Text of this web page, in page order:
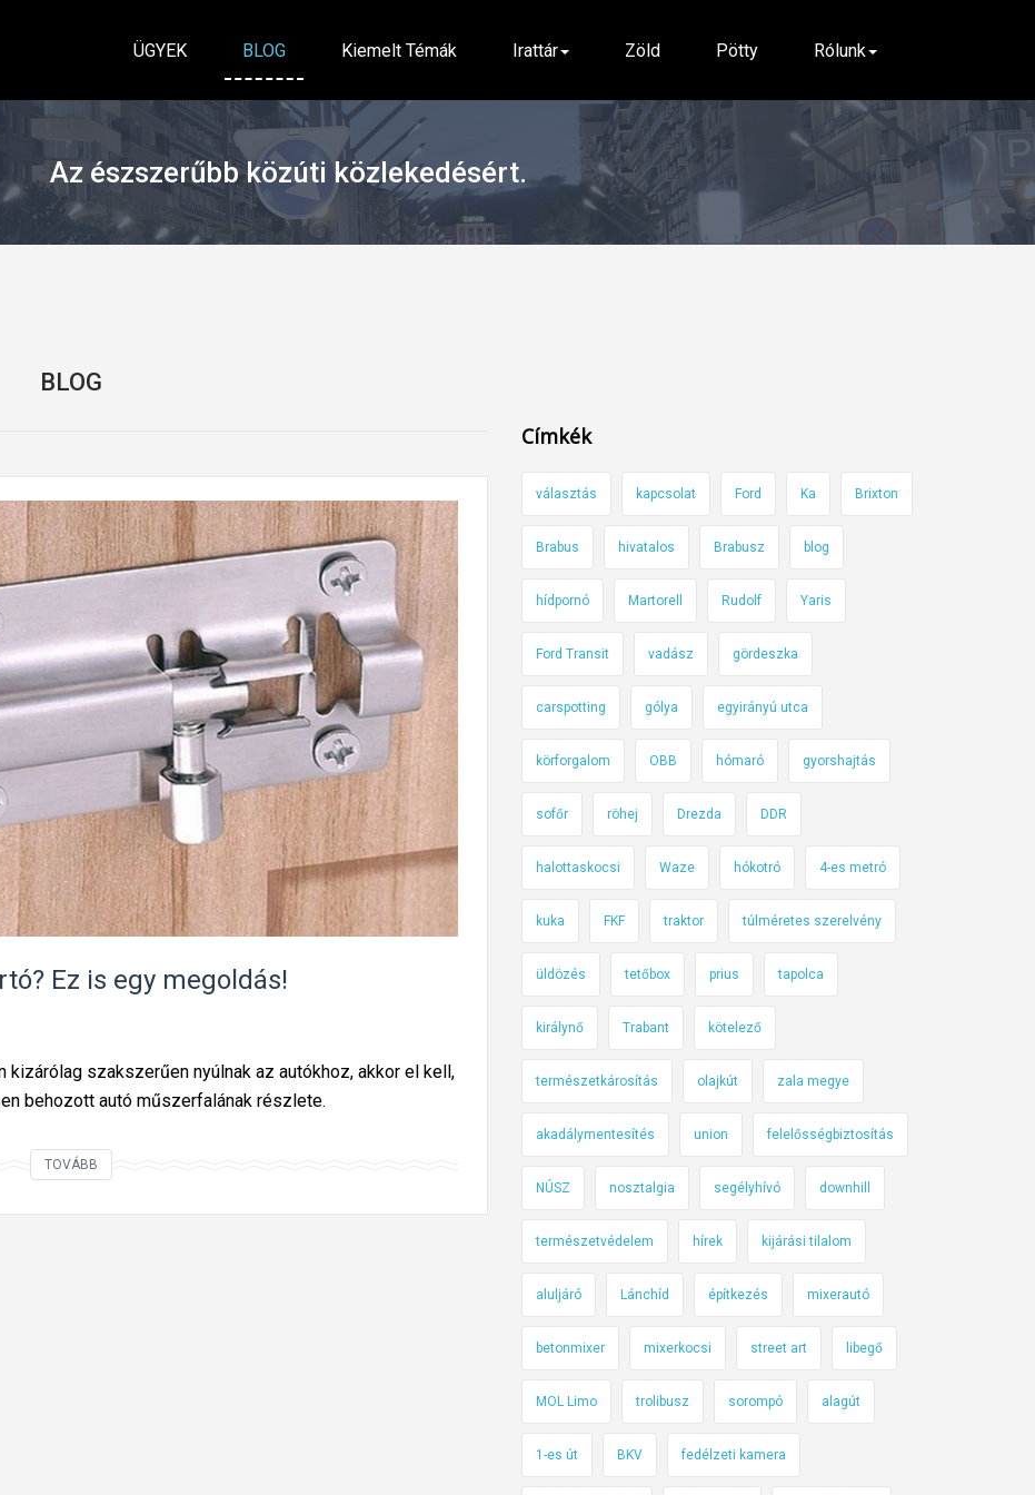
ÜGYEK BLOG Kiemelt Témák Irattár Zöld Pötty Rólunk
Az észszerűbb közúti közlekedésért.
BLOG
Ez is egy megoldás!
kizárólag szakszerűen nyúlnak az autókhoz, akkor el kell,
behozott autó műszerfalának részlete.
TOVÁBB
m
Címkék
választás kapcsolat Ford Ka Brixton
Brabus hivatalos Brabusz blog
hídpornó Martorell Rudolf Yaris
Ford Transit vadász gördeszka
carspotting gólya egyirányú utca
körforgalom OBB hómaró gyorshajtás
sofőr röhej Drezda DDR
halottaskocsi Waze hókotró 4-es metró
kuka FKF traktor túlméretes szerelvény
üldözés tetőbox prius tapolca
királynő Trabant kötelező
természetkárosítás olajkút zala megye
akadálymentesítés union felelősségbiztosítás
NÚSZ nosztalgia segélyhívó downhill
természetvédelem hírek kijárási tilalom
aluljáró Lánchíd építkezés mixerautó
betonmixer mixerkocsi street art libegő
MOL Limo trolibusz sorompó alagút
1-es út BKV fedélzeti kamera